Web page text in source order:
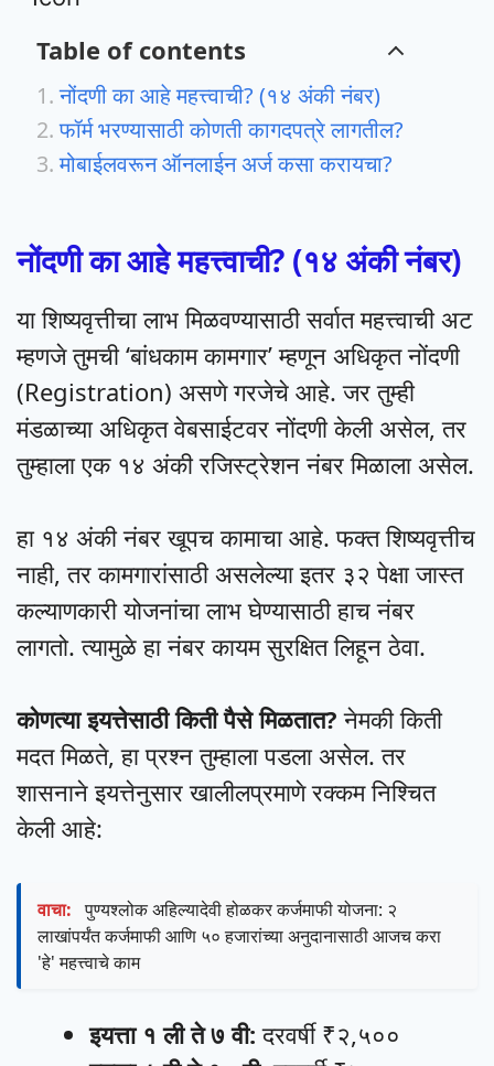
Table of contents
नोंदणी का आहे महत्त्वाची? (१४ अंकी नंबर)
फॉर्म भरण्यासाठी कोणती कागदपत्रे लागतील?
मोबाईलवरून ऑनलाईन अर्ज कसा करायचा?
नोंदणी का आहे महत्त्वाची? (१४ अंकी नंबर)
या शिष्यवृत्तीचा लाभ मिळवण्यासाठी सर्वात महत्त्वाची अट
म्हणजे तुमची ‘बांधकाम कामगार’ म्हणून अधिकृत नोंदणी
(Registration) असणे गरजेचे आहे. जर तुम्ही
मंडळाच्या अधिकृत वेबसाईटवर नोंदणी केली असेल, तर
तुम्हाला एक १४ अंकी रजिस्ट्रेशन नंबर मिळाला असेल.
हा १४ अंकी नंबर खूपच कामाचा आहे. फक्त शिष्यवृत्तीच
नाही, तर कामगारांसाठी असलेल्या इतर ३२ पेक्षा जास्त
कल्याणकारी योजनांचा लाभ घेण्यासाठी हाच नंबर
लागतो. त्यामुळे हा नंबर कायम सुरक्षित लिहून ठेवा.
कोणत्या इयत्तेसाठी किती पैसे मिळतात? नेमकी किती
मदत मिळते, हा प्रश्न तुम्हाला पडला असेल. तर
शासनाने इयत्तेनुसार खालीलप्रमाणे रक्कम निश्चित
केली आहे:
वाचा: पुण्यश्लोक अहिल्यादेवी होळकर कर्जमाफी योजना: २
लाखांपर्यंत कर्जमाफी आणि ५० हजारांच्या अनुदानासाठी आजच करा
'हे' महत्त्वाचे काम
इयत्ता १ ली ते ७ वी: दरवर्षी ₹२,५००